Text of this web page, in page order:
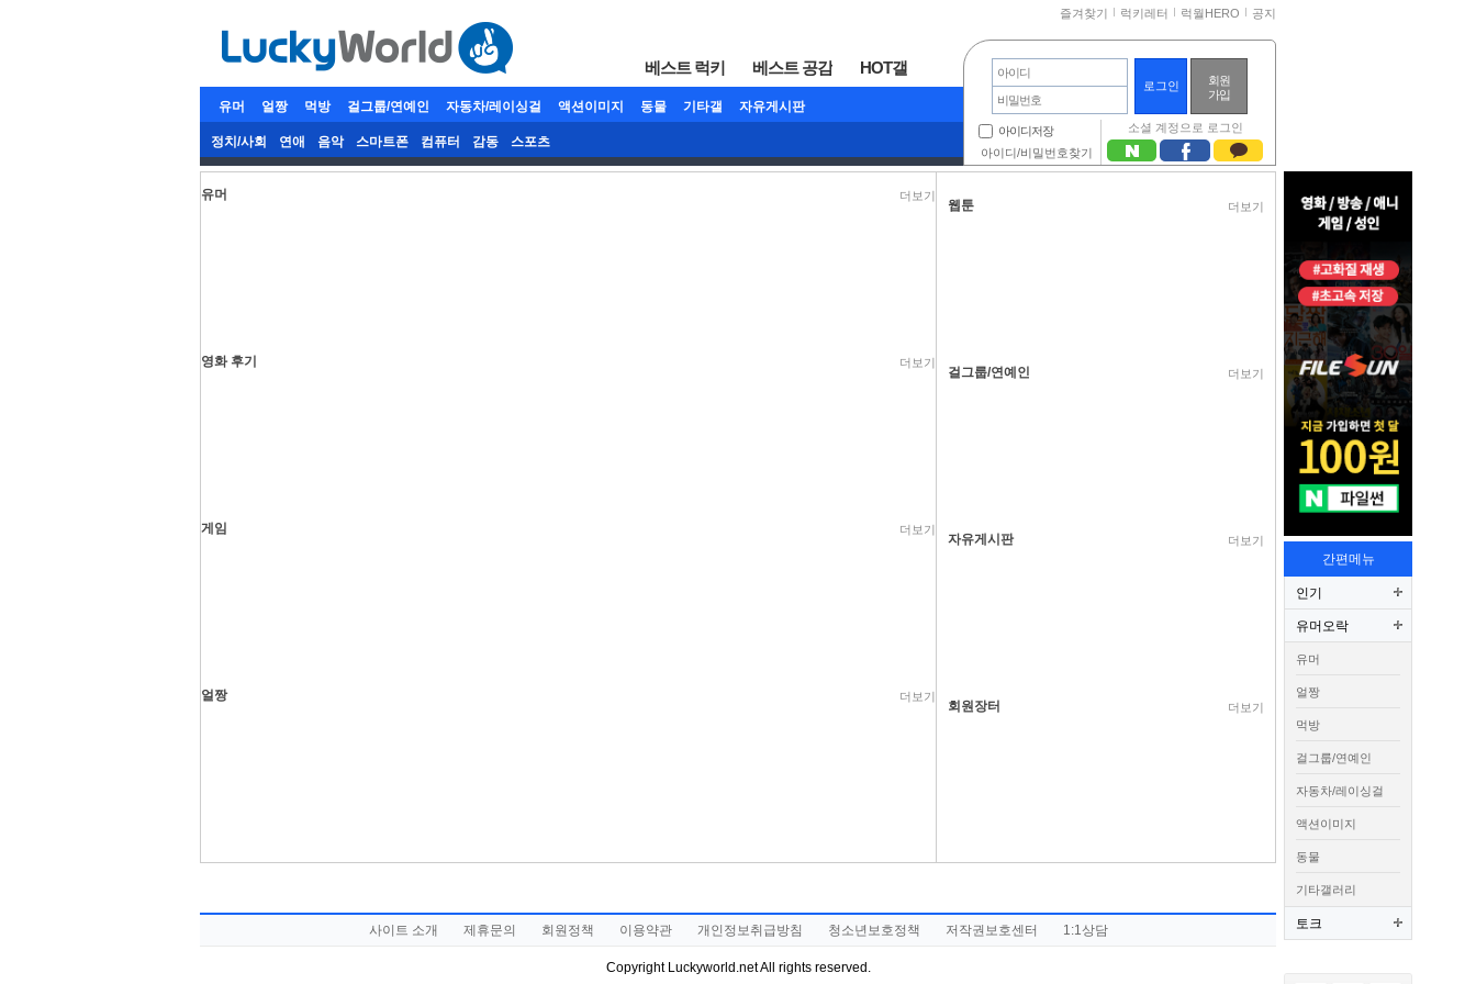
즐겨찾기 럭키레터 럭월HERO 공지
아이디
비밀번호
회원
가입
아이디저장
아이디/비밀번호찾기
소셜 계정으로 로그인
베스트 럭키 베스트 공감 HOT갤
유머 얼짱 먹방 걸그룹/연예인 자동차/레이싱걸 액션이미지 동물 기타갤 자유게시판
정치/사회 연애 음악 스마트폰 컴퓨터 감동 스포츠
간편메뉴
인기
유머오락
유머
얼짱
먹방
걸그룹/연예인
자동차/레이싱걸
액션이미지
동물
기타갤러리
토크
유머 더보기
영화 후기 더보기
게임 더보기
얼짱 더보기
웹툰 더보기
걸그룹/연예인 더보기
자유게시판 더보기
회원장터 더보기
사이트 소개 제휴문의 회원정책 이용약관 개인정보취급방침 청소년보호정책 저작권보호센터 1:1상담
Copyright Luckyworld.net All rights reserved.